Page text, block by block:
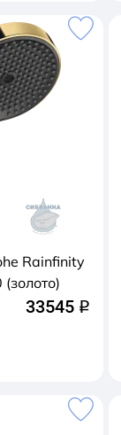
Rainfinity
33545 q